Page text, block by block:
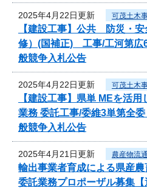
2025年4月22日更新 可茂土木
【建設工事】公共 防災・
修）(国補正) 工事/工河第広
般競争入札公告
2025年4月22日更新 可茂土木
【建設工事】県単 MEを活
業務 委託工事/委維3単第全
般競争入札公告
2025年4月21日更新 農産物流
輸出事業者育成による県産
委託業務プロポーザル募集【